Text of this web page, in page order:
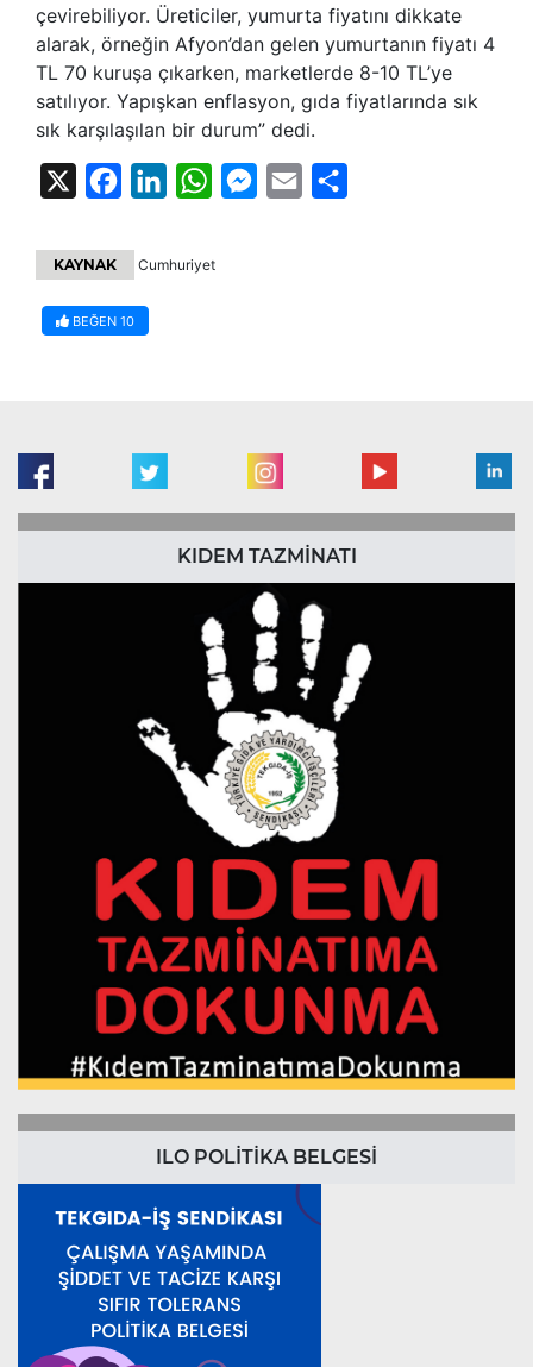
çevirebiliyor. Üreticiler, yumurta fiyatını dikkate
alarak, örneğin Afyon’dan gelen yumurtanın fiyatı 4
TL 70 kuruşa çıkarken, marketlerde 8-10 TL’ye
satılıyor. Yapışkan enflasyon, gıda fiyatlarında sık
sık karşılaşılan bir durum” dedi.
FacebookLinkedInWhatsAppMessenger
Email
KAYNAK Cumhuriyet
BEĞEN 10
KIDEM TAZMİNATI
ILO POLİTİKA BELGESİ